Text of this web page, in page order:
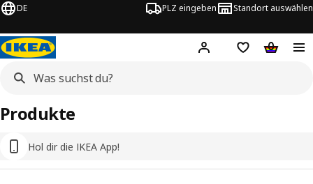
DE PLZ eingeben Standort auswählen
Hej! Hier einloggen
Merkzettel
Hol dir die IKEA App!
Produkte